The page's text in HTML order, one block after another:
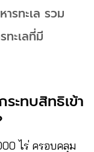
รทะเล รวม
ทะเลที่มี
ะทบสิทธิเข้า
ไร่ ครอบคลุม